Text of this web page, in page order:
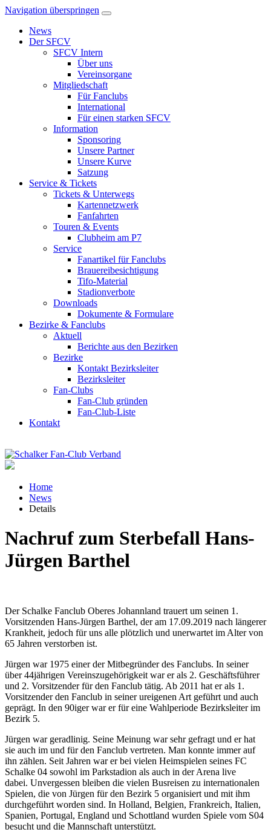
Navigation überspringen
News
Der SFCV
SFCV Intern
Über uns
Vereinsorgane
Mitgliedschaft
Für Fanclubs
International
Für einen starken SFCV
Information
Sponsoring
Unsere Partner
Unsere Kurve
Satzung
Service & Tickets
Tickets & Unterwegs
Kartennetzwerk
Fanfahrten
Touren & Events
Clubheim am P7
Service
Fanartikel für Fanclubs
Brauereibesichtigung
Tifo-Material
Stadionverbote
Downloads
Dokumente & Formulare
Bezirke & Fanclubs
Aktuell
Berichte aus den Bezirken
Bezirke
Kontakt Bezirksleiter
Bezirksleiter
Fan-Clubs
Fan-Club gründen
Fan-Club-Liste
Kontakt
Home
News
Details
Nachruf zum Sterbefall Hans-
Jürgen Barthel
Der Schalke Fanclub Oberes Johannland trauert um seinen 1.
Vorsitzenden Hans-Jürgen Barthel, der am 17.09.2019 nach längerer
Krankheit, jedoch für uns alle plötzlich und unerwartet im Alter von
65 Jahren verstorben ist.
Jürgen war 1975 einer der Mitbegründer des Fanclubs. In seiner
über 44jährigen Vereinszugehörigkeit war er als 2. Geschäftsführer
und 2. Vorsitzender für den Fanclub tätig. Ab 2011 hat er als 1.
Vorsitzender den Fanclub in seiner ureigenen Art geführt und auch
geprägt. In den 90iger war er für eine Wahlperiode Bezirksleiter im
Bezirk 5.
Jürgen war geradlinig. Seine Meinung war sehr gefragt und er hat
sie auch im und für den Fanclub vertreten. Man konnte immer auf
ihn zählen. Seit Jahren war er bei vielen Heimspielen seines FC
Schalke 04 sowohl im Parkstadion als auch in der Arena live
dabei. Unvergessen bleiben die vielen Busreisen zu internationalen
Spielen, die von Jürgen für den Bezirk 5 organisiert und mit ihm
durchgeführt worden sind. In Holland, Belgien, Frankreich, Italien,
Spanien, Portugal, England und Schottland wurden Spiele vom S04
besucht und die Mannschaft unterstützt.